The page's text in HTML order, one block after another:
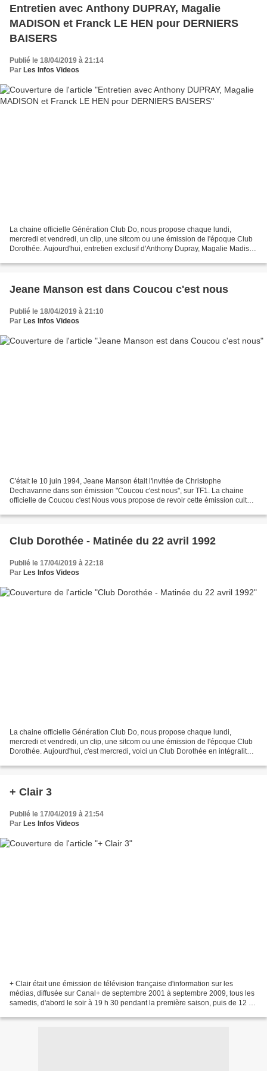
Entretien avec Anthony DUPRAY, Magalie
MADISON et Franck LE HEN pour DERNIERS
BAISERS
Publié le 18/04/2019 à 21:14
Par Les Infos Videos
La chaine officielle Génération Club Do, nous propose chaque lundi,
mercredi et vendredi, un clip, une sitcom ou une émission de l'époque Club
Dorothée. Aujourd'hui, entretien exclusif d'Anthony Dupray, Magalie Madison
Jeane Manson est dans Coucou c'est nous
Publié le 18/04/2019 à 21:10
Par Les Infos Videos
C'était le 10 juin 1994, Jeane Manson était l'invitée de Christophe
Dechavanne dans son émission "Coucou c'est nous", sur TF1. La chaine
officielle de Coucou c'est Nous vous propose de revoir cette émission culte.
Club Dorothée - Matinée du 22 avril 1992
Publié le 17/04/2019 à 22:18
Par Les Infos Videos
La chaine officielle Génération Club Do, nous propose chaque lundi,
mercredi et vendredi, un clip, une sitcom ou une émission de l'époque Club
Dorothée. Aujourd'hui, c'est mercredi, voici un Club Dorothée en intégralité
+ Clair 3
Publié le 17/04/2019 à 21:54
Par Les Infos Videos
+ Clair était une émission de télévision française d'information sur les
médias, diffusée sur Canal+ de septembre 2001 à septembre 2009, tous les
samedis, d'abord le soir à 19 h 30 pendant la première saison, puis de 12 h